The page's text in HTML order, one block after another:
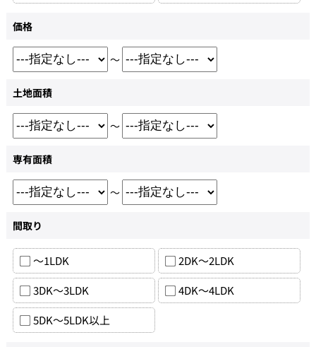
価格
～
土地面積
～
専有面積
～
間取り
～1LDK
2DK～2LDK
3DK～3LDK
4DK～4LDK
5DK～5LDK以上